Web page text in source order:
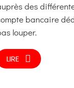
des
bancaire
louper.
LIRE